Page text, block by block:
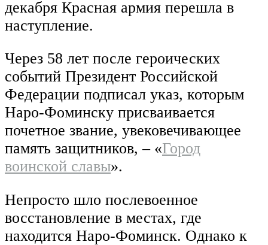
декабря Красная армия перешла в
наступление.
Через 58 лет после героических
событий Президент Российской
Федерации подписал указ, которым
Наро-Фоминску присваивается
почетное звание, увековечивающее
память защитников, – «Город
воинской славы».
Непросто шло послевоенное
восстановление в местах, где
находится Наро-Фоминск. Однако к